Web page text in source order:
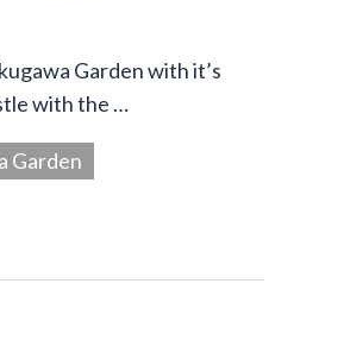
Garden with it’s
with the …
Garden